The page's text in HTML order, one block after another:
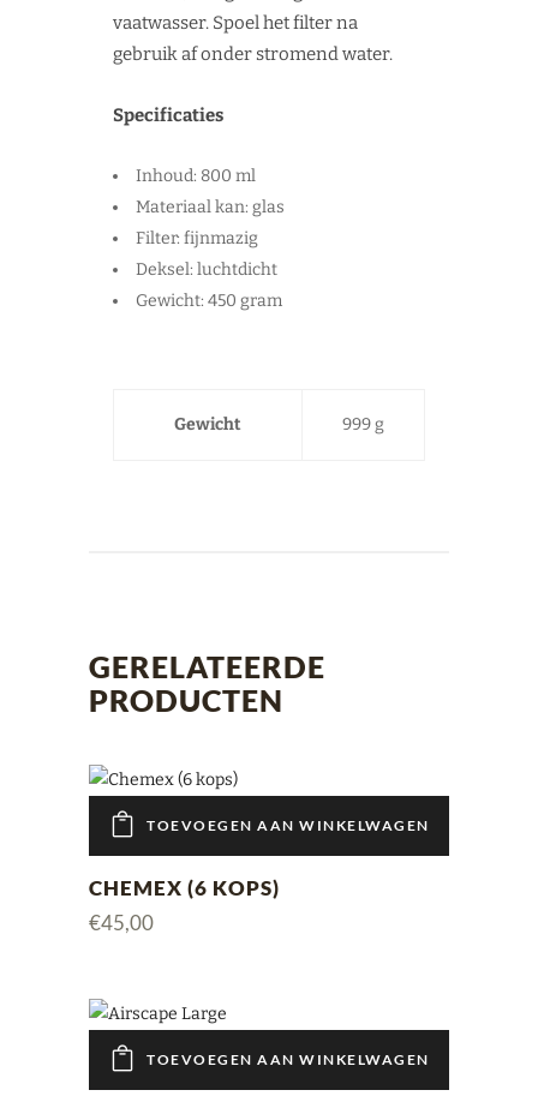
vaatwasser. Spoel het filter na
gebruik af onder stromend water.
Specificaties
Inhoud: 800 ml
Materiaal kan: glas
Filter: fijnmazig
Deksel: luchtdicht
Gewicht: 450 gram
Gewicht 999 g
GERELATEERDE
PRODUCTEN
TOEVOEGEN AAN WINKELWAGEN
CHEMEX (6 KOPS)
€45,00
TOEVOEGEN AAN WINKELWAGEN